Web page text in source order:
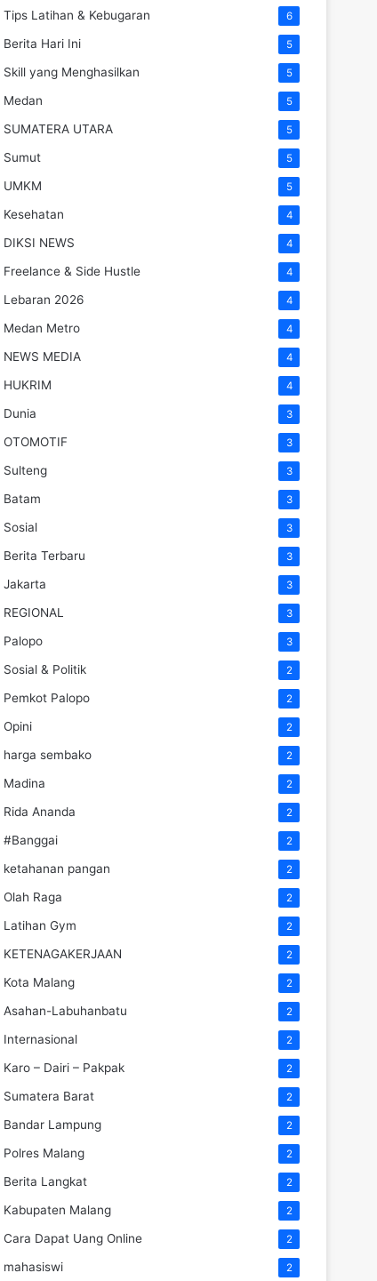
Tips Latihan & Kebugaran 6
Berita Hari Ini 5
Skill yang Menghasilkan 5
Medan 5
SUMATERA UTARA 5
Sumut 5
UMKM 5
Kesehatan 4
DIKSI NEWS 4
Freelance & Side Hustle 4
Lebaran 2026 4
Medan Metro 4
NEWS MEDIA 4
HUKRIM 4
Dunia 3
OTOMOTIF 3
Sulteng 3
Batam 3
Sosial 3
Berita Terbaru 3
Jakarta 3
REGIONAL 3
Palopo 3
Sosial & Politik 2
Pemkot Palopo 2
Opini 2
harga sembako 2
Madina 2
Rida Ananda 2
#Banggai 2
ketahanan pangan 2
Olah Raga 2
Latihan Gym 2
KETENAGAKERJAAN 2
Kota Malang 2
Asahan-Labuhanbatu 2
Internasional 2
Karo – Dairi – Pakpak 2
Sumatera Barat 2
Bandar Lampung 2
Polres Malang 2
Berita Langkat 2
Kabupaten Malang 2
Cara Dapat Uang Online 2
mahasiswi 2